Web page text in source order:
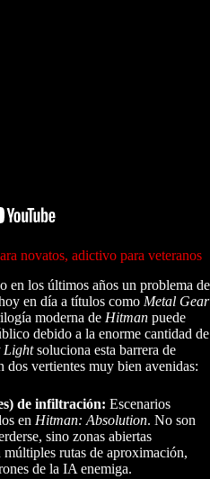
novatos, adictivo para veteranos
en los últimos años un problema de
en día a títulos como Metal Gear
moderna de Hitman puede
debido a la enorme cantidad de
Lightsoluciona esta barrera de
dos vertientes muy bien avenidas:
de infiltración: Escenarios
en Hitman: Absolution. No son
sino zonas abiertas
rutas de aproximación,
de la IA enemiga.